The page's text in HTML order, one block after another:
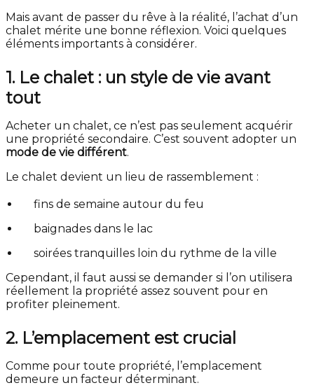
Mais avant de passer du rêve à la réalité, l’achat d’un
chalet mérite une bonne réflexion. Voici quelques
éléments importants à considérer.
1. Le chalet : un style de vie avant
tout
Acheter un chalet, ce n’est pas seulement acquérir
une propriété secondaire. C’est souvent adopter un
mode de vie différent.
Le chalet devient un lieu de rassemblement :
fins de semaine autour du feu
baignades dans le lac
soirées tranquilles loin du rythme de la ville
Cependant, il faut aussi se demander si l’on utilisera
réellement la propriété assez souvent pour en
profiter pleinement.
2. L’emplacement est crucial
Comme pour toute propriété, l’emplacement
demeure un facteur déterminant.